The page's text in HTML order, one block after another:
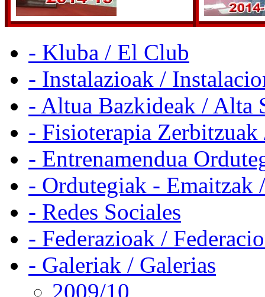
- Kluba / El Club
- Instalazioak /
- Altua Bazkideak / Alta
- Fisioterapia
- Entrenamendua
- Ordutegiak - Emaitzak
- Redes Sociales
- Federazioak /
- Galeriak / Galerias
2009/10